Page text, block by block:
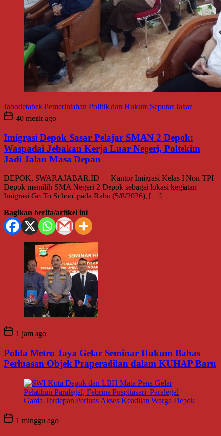
Jabodetabek Pemerintahan Politik dan Hukum Seputar Jabar
40 menit ago
Imigrasi Depok Sasar Pelajar SMAN 2 Depok:
Waspadai Jebakan Kerja Luar Negeri, Poltekim
Jadi Jalan Masa Depan
DEPOK, SWARAJABAR.ID — Kantor Imigrasi Kelas I Non TPI
Depok memilih SMA Negeri 2 Depok sebagai lokasi kegiatan
Imigrasi Go To School pada Rabu (5/8/2026), […]
Bagikan berita/artikel ini
1 jam ago
Polda Metro Jaya Gelar Seminar Hukum Bahas
Perluasan Objek Praperadilan dalam KUHAP Baru
1 minggu ago